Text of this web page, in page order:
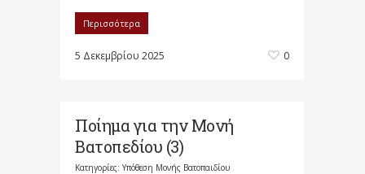
Περισσότερα
5 Δεκεμβρίου 2025 0
Ποίημα για την Μονή
Βατοπεδίου (3)
Κατηγορίες: Υπόθεση Μονής Βατοπαιδίου